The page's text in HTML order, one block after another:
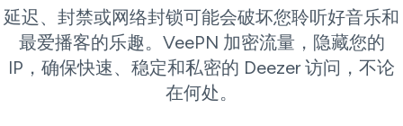
延迟、封禁或网络封锁可能会破坏您聆听好音乐和
最爱播客的乐趣。VeePN 加密流量，隐藏您的
IP，确保快速、稳定和私密的 Deezer 访问，不论
在何处。